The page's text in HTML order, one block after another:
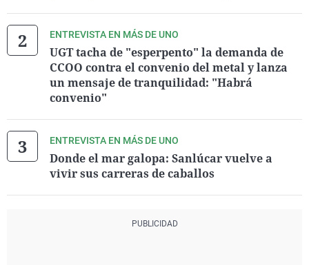
ENTREVISTA EN MÁS DE UNO
UGT tacha de "esperpento" la demanda de
CCOO contra el convenio del metal y lanza
un mensaje de tranquilidad: "Habrá
convenio"
ENTREVISTA EN MÁS DE UNO
Donde el mar galopa: Sanlúcar vuelve a
vivir sus carreras de caballos